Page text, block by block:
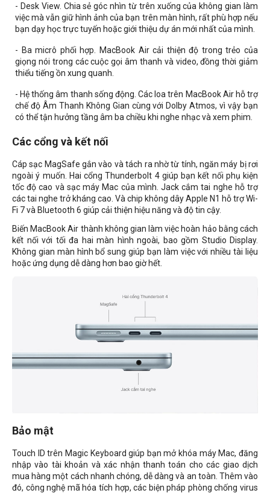
- Desk View. Chia sẻ góc nhìn từ trên xuống của không gian làm
việc mà vẫn giữ hình ảnh của bạn trên màn hình, rất phù hợp nếu
bạn dạy học trực tuyến hoặc giới thiệu dự án mới nhất của mình.
- Ba micrô phối hợp. MacBook Air cải thiện độ trong trẻo của
giọng nói trong các cuộc gọi âm thanh và video, đồng thời giảm
thiểu tiếng ồn xung quanh.
- Hệ thống âm thanh sống động. Các loa trên MacBook Air hỗ trợ
chế độ Âm Thanh Không Gian cùng với Dolby Atmos, vì vậy bạn
có thể tận hưởng tầng âm ba chiều khi nghe nhạc và xem phim.
Các cổng và kết nối
Cáp sạc MagSafe gắn vào và tách ra nhờ từ tính, ngăn máy bị rơi
ngoài ý muốn. Hai cổng Thunderbolt 4 giúp bạn kết nối phụ kiện
tốc độ cao và sạc máy Mac của mình. Jack cắm tai nghe hỗ trợ
các tai nghe trở kháng cao. Và chip không dây Apple N1 hỗ trợ Wi-
Fi 7 và Bluetooth 6 giúp cải thiện hiệu năng và độ tin cậy.
Biến MacBook Air thành không gian làm việc hoàn hảo bằng cách
kết nối với tối đa hai màn hình ngoài, bao gồm Studio Display.
Không gian màn hình bổ sung giúp bạn làm việc với nhiều tài liệu
hoặc ứng dụng dễ dàng hơn bao giờ hết.
Bảo mật
Touch ID trên Magic Keyboard giúp bạn mở khóa máy Mac, đăng
nhập vào tài khoản và xác nhận thanh toán cho các giao dịch
mua hàng một cách nhanh chóng, dễ dàng và an toàn. Thêm vào
đó, công nghệ mã hóa tích hợp, các biện pháp phòng chống virus